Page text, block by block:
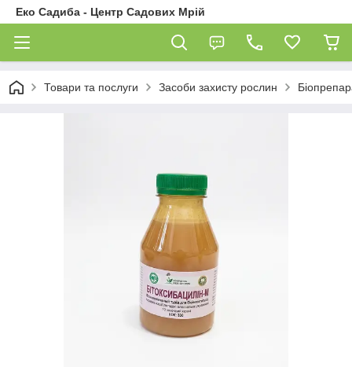
Еко Садиба - Центр Садових Мрій
Товари та послуги Засоби захисту рослин